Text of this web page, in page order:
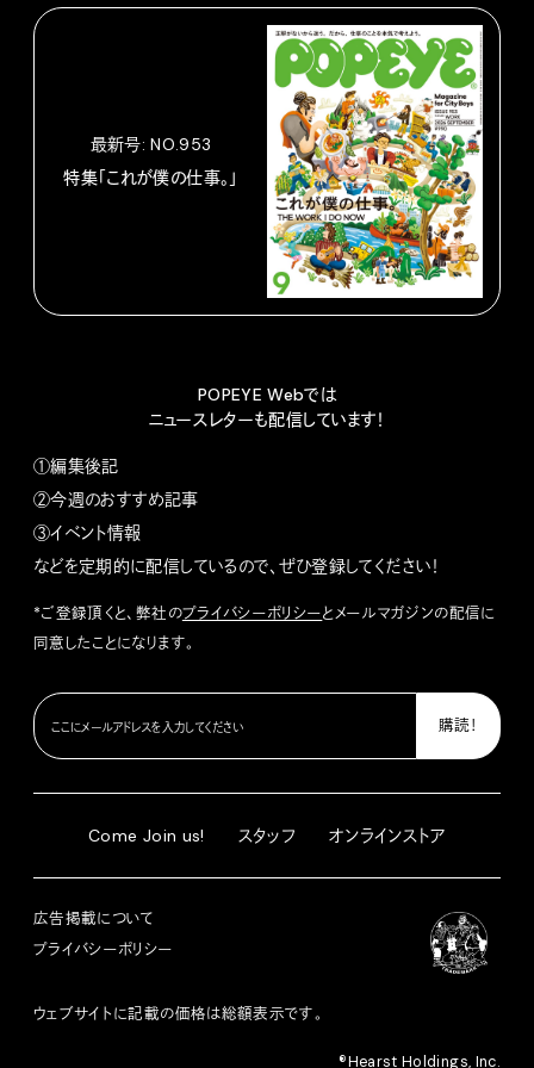
最新号: NO.953
特集「これが僕の仕事。」
POPEYE Webでは
ニュースレターも配信しています！
①編集後記
②今週のおすすめ記事
③イベント情報
などを定期的に配信しているので、ぜひ登録してください！
*ご登録頂くと、弊社のプライバシーポリシーとメールマガジンの配信に
同意したことになります。
Come Join us! スタッフ オンラインストア
広告掲載について
プライバシーポリシー
ウェブサイトに記載の価格は総額表示です。
®︎Hearst Holdings, Inc.